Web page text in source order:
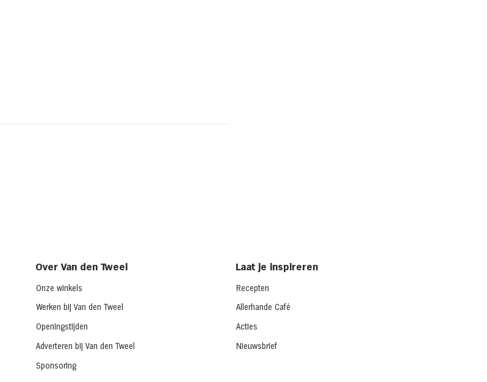
Over Van den Tweel
Onze winkels
Werken bij Van den Tweel
Openingstijden
Adverteren bij Van den Tweel
Sponsoring
Laat je inspireren
Recepten
Allerhande Café
Acties
Nieuwsbrief